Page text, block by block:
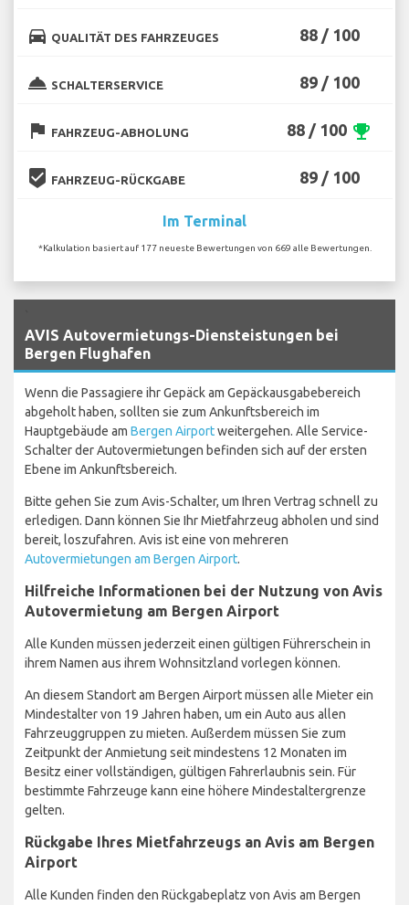
directions_car QUALITÄT DES FAHRZEUGES 88 / 100
room_service SCHALTERSERVICE 89 / 100
flag FAHRZEUG-ABHOLUNG 88 / 100 emoji_events
beenhere FAHRZEUG-RÜCKGABE 89 / 100
Im Terminal
*Kalkulation basiert auf 177 neueste Bewertungen von 669 alle Bewertungen.
AVIS Autovermietungs-Diensteistungen bei
Bergen Flughafen
Wenn die Passagiere ihr Gepäck am Gepäckausgabebereich
abgeholt haben, sollten sie zum Ankunftsbereich im
Hauptgebäude am Bergen Airportweitergehen. Alle Service-
Schalter der Autovermietungen befinden sich auf der ersten
Ebene im Ankunftsbereich.
Bitte gehen Sie zum Avis-Schalter, um Ihren Vertrag schnell zu
erledigen. Dann können Sie Ihr Mietfahrzeug abholen und sind
bereit, loszufahren. Avis ist eine von mehreren
Autovermietungen am Bergen Airport.
Hilfreiche Informationen bei der Nutzung von Avis
Autovermietung am Bergen Airport
Alle Kunden müssen jederzeit einen gültigen Führerschein in
ihrem Namen aus ihrem Wohnsitzland vorlegen können.
An diesem Standort am Bergen Airport müssen alle Mieter ein
Mindestalter von 19 Jahren haben, um ein Auto aus allen
Fahrzeuggruppen zu mieten. Außerdem müssen Sie zum
Zeitpunkt der Anmietung seit mindestens 12 Monaten im
Besitz einer vollständigen, gültigen Fahrerlaubnis sein. Für
bestimmte Fahrzeuge kann eine höhere Mindestaltergrenze
gelten.
Rückgabe Ihres Mietfahrzeugs an Avis am Bergen
Airport
Alle Kunden finden den Rückgabeplatz von Avis am Bergen